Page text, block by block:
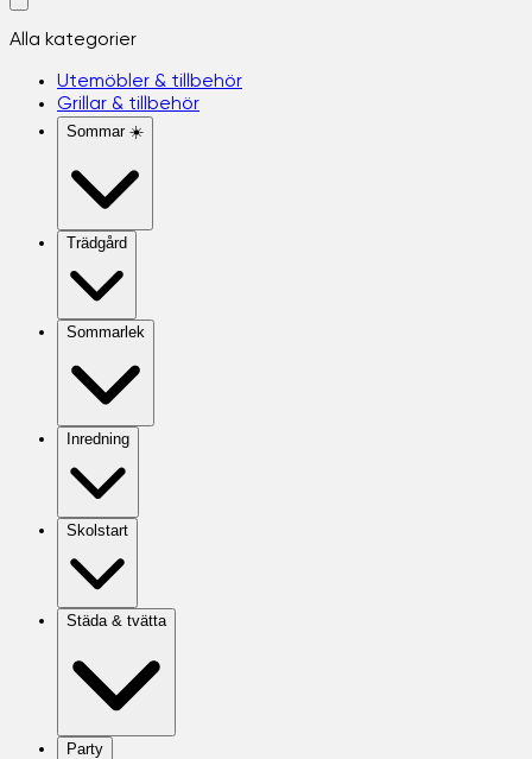
Alla kategorier
Utemöbler & tillbehör
Grillar & tillbehör
Sommar ☀️
Trädgård
Sommarlek
Inredning
Skolstart
Städa & tvätta
Party